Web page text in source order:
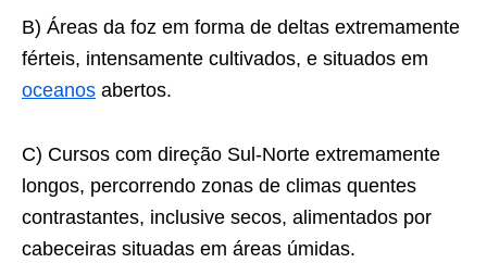
B) Áreas da foz em forma de deltas extremamente
férteis, intensamente cultivados, e situados em
oceanos abertos.
C) Cursos com direção Sul-Norte extremamente
longos, percorrendo zonas de climas quentes
contrastantes, inclusive secos, alimentados por
cabeceiras situadas em áreas úmidas.